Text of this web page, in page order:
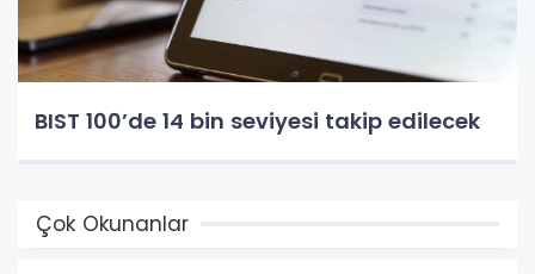
BIST 100’de 14 bin seviyesi takip edilecek
Çok Okunanlar